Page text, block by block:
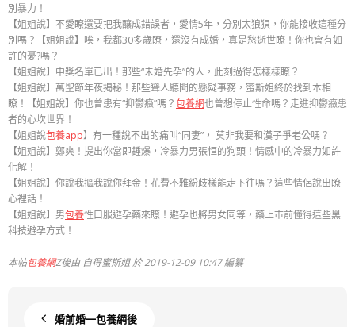
別暴力！
【姐姐說】不愛瞭還要把我釀成錯誤者，愛情5年，分別太狼狽，你能接收這種分
別嗎？
【姐姐說】唉，我都30多歲瞭，還沒有成婚，真是愁逝世瞭！你也會有如
許的憂?嗎？
【姐姐說】中獎名單已出！那些“未婚先孕”的人，此刻過得怎樣樣瞭？
【姐姐說】萬聖節年夜揭秘！那些聳人聽聞的懸疑事務，蜜斯姐終於找到本相
瞭！【姐姐說】你也曾患有“抑鬱癥”嗎？包養網也曾想停止性命嗎？走進抑鬱癥患
者的心坎世界！
【姐姐說包養app】有一種說不出的痛叫“同妻”， 莫非我要和漢子爭老公嗎？
【姐姐說】鄭爽！提出你當即錘爆，冷暴力男張恒的狗頭！情感中的冷暴力如許
化解！
【姐姐說】你說我摳我說你拜金！花費不雅紛歧樣能走下往嗎？這些情侶說出瞭
心裡話！
【姐姐說】男包養性口服避孕藥來瞭！避孕也將男女同等，藥上市前懂得這些黑
科技避孕方式！
本帖包養網Z後由 自得蜜斯姐 於 2019-12-09 10:47 編纂
婚前婚一包養網後